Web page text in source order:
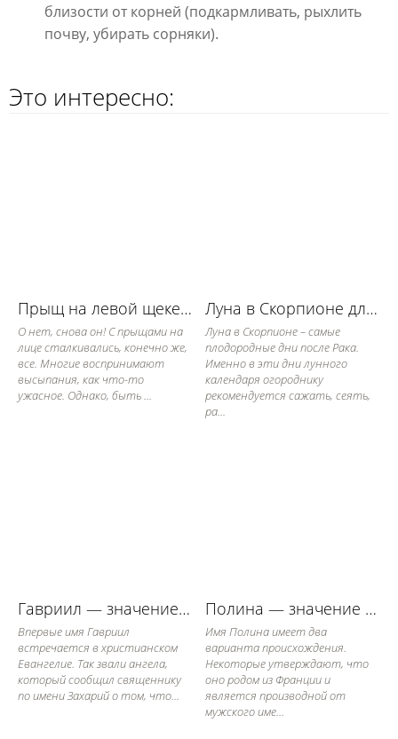
близости от корней (подкармливать, рыхлить
почву, убирать сорняки).
Это интересно:
Прыщ на левой щеке: примета
О нет, снова он! С прыщами на
лице сталкивались, конечно же,
все. Многие воспринимают
высыпания, как что-то
ужасное. Однако, быть ...
Луна в Скорпионе для работы в огороде
Луна в Скорпионе – самые
плодородные дни после Рака.
Именно в эти дни лунного
календаря огороднику
рекомендуется сажать, сеять,
ра...
Гавриил — значение имени, его судьба и характер
Впервые имя Гавриил
встречается в христианском
Евангелие. Так звали ангела,
который сообщил священнику
по имени Захарий о том, что...
Полина — значение имени, его судьба и характер
Имя Полина имеет два
варианта происхождения.
Некоторые утверждают, что
оно родом из Франции и
является производной от
мужского име...